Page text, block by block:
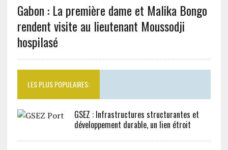
Gabon : La première dame et Malika Bongo
rendent visite au lieutenant Moussodji
hospilasé
LES PLUS POPULAIRES:
GSEZ : Infrastructures structurantes et
développement durable, un lien étroit